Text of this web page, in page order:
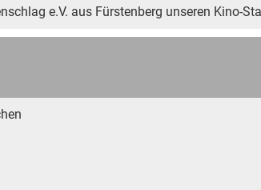
e.V. aus Fürstenberg unseren Kino-